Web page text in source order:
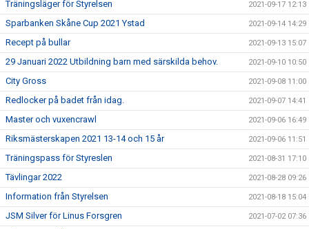
Träningsläger för Styrelsen 2021-09-17 12:13
Sparbanken Skåne Cup 2021 Ystad 2021-09-14 14:29
Recept på bullar 2021-09-13 15:07
29 Januari 2022 Utbildning barn med särskilda behov. 2021-09-10 10:50
City Gross 2021-09-08 11:00
Redlocker på badet från idag. 2021-09-07 14:41
Master och vuxencrawl 2021-09-06 16:49
Riksmästerskapen 2021 13-14 och 15 år 2021-09-06 11:51
Träningspass för Styreslen 2021-08-31 17:10
Tävlingar 2022 2021-08-28 09:26
Information från Styrelsen 2021-08-18 15:04
JSM Silver för Linus Forsgren 2021-07-02 07:36